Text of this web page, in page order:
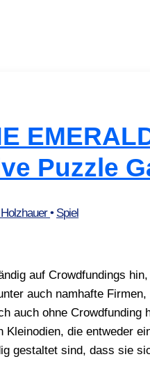
Puzzle
• Spiel
auf Crowd­fun­dings hin,
auch nam­haf­te Fir­men,
auch ohne Crowd­fun­ding
Klein­odi­en, die ent­we­der
gestal­tet sind, dass sie